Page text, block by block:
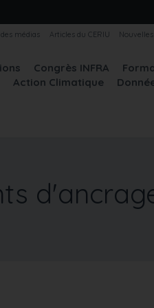
médias Articles du CERIU Nouvelles
Congrès INFRA
Action Climatique